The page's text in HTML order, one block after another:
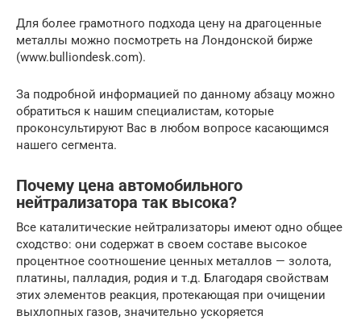
Для более грамотного подхода цену на драгоценные
металлы можно посмотреть на Лондонской бирже
(www.bulliondesk.com).
За подробной информацией по данному абзацу можно
обратиться к нашим специалистам, которые
проконсультируют Вас в любом вопросе касающимся
нашего сегмента.
Почему цена автомобильного
нейтрализатора так высока?
Все каталитические нейтрализаторы имеют одно общее
сходство: они содержат в своем составе высокое
процентное соотношение ценных металлов — золота,
платины, палладия, родия и т.д. Благодаря свойствам
этих элементов реакция, протекающая при очищении
выхлопных газов, значительно ускоряется